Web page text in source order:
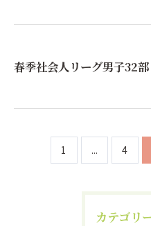
春季社会人リーグ男子32部
1 ... 4
カテゴリ